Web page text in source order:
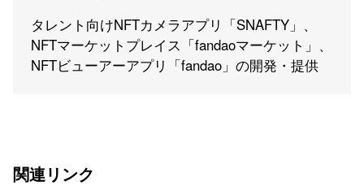
タレント向けNFTカメラアプリ「SNAFTY」、
NFTマーケットプレイス「fandaoマーケット」、
NFTビューアーアプリ「fandao」の開発・提供
関連リンク